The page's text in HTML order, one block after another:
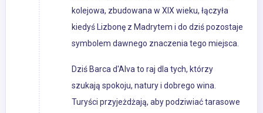
kolejowa, zbudowana w XIX wieku, łączyła
kiedyś Lizbonę z Madrytem i do dziś pozostaje
symbolem dawnego znaczenia tego miejsca.
Dziś Barca d'Alva to raj dla tych, którzy
szukają spokoju, natury i dobrego wina.
Turyści przyjeżdżają, aby podziwiać tarasowe